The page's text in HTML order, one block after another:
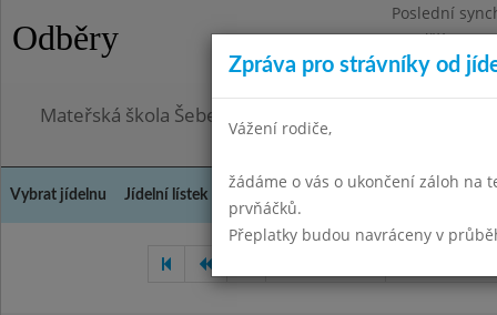
Odběry
Poslední
Pondělí
Omezení
Mateřská škola Šebetov, příspěvková organizace
Vybrat jídelnu Jídelní lístek
Zpráva pro strávníky od
Vážení rodiče,
žádáme o vás o ukončení záloh na
prvňáčků.
Přeplatky budou navráceny v